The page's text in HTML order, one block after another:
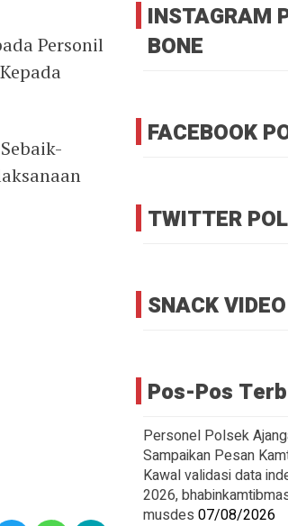
Personil
INSTAGRAM
BONE
FACEBOOK
TWITTER
SNACK VIDEO
Pos-Pos
Personel Polsek
Sampaikan Pesan
Kawal validasi data
2026,
musdes 07/08/2026